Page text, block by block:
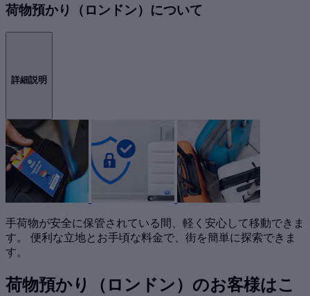
荷物預かり（ロンドン）について
詳細説明
手荷物が安全に保管されている間、軽く安心して移動できま
す。 便利な立地とお手頃な料金で、街を簡単に探索できま
す。
荷物預かり（ロンドン）のお客様はこ